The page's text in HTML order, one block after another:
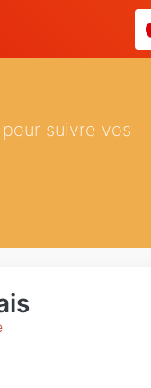
suivre vos